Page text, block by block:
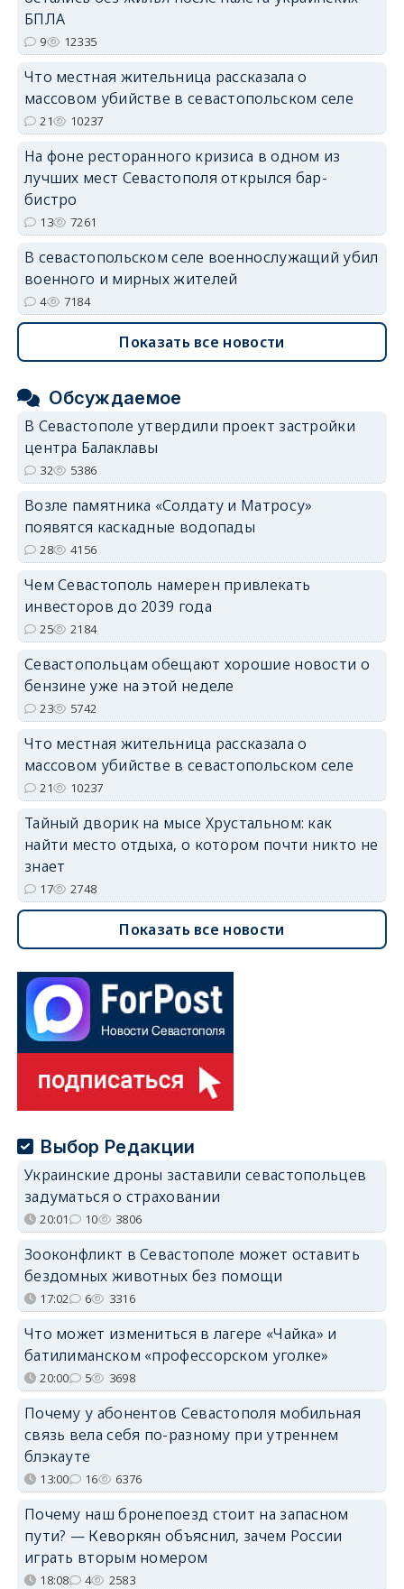
БПЛА
9 12335
Что местная жительница рассказала о
массовом убийстве в севастопольском селе
21 10237
На фоне ресторанного кризиса в одном из
лучших мест Севастополя открылся бар-
бистро
13 7261
В севастопольском селе военнослужащий убил
военного и мирных жителей
4 7184
Показать все новости
Обсуждаемое
В Севастополе утвердили проект застройки
центра Балаклавы
32 5386
Возле памятника «Солдату и Матросу»
появятся каскадные водопады
28 4156
Чем Севастополь намерен привлекать
инвесторов до 2039 года
25 2184
Севастопольцам обещают хорошие новости о
бензине уже на этой неделе
23 5742
Что местная жительница рассказала о
массовом убийстве в севастопольском селе
21 10237
Тайный дворик на мысе Хрустальном: как
найти место отдыха, о котором почти никто не
знает
17 2748
Показать все новости
Выбор Редакции
Украинские дроны заставили севастопольцев
задуматься о страховании
20:01 10 3806
Зооконфликт в Севастополе может оставить
бездомных животных без помощи
17:02 6 3316
Что может измениться в лагере «Чайка» и
батилиманском «профессорском уголке»
20:00 5 3698
Почему у абонентов Севастополя мобильная
связь вела себя по-разному при утреннем
блэкауте
13:00 16 6376
Почему наш бронепоезд стоит на запасном
пути? — Кеворкян объяснил, зачем России
играть вторым номером
18:08 4 2583